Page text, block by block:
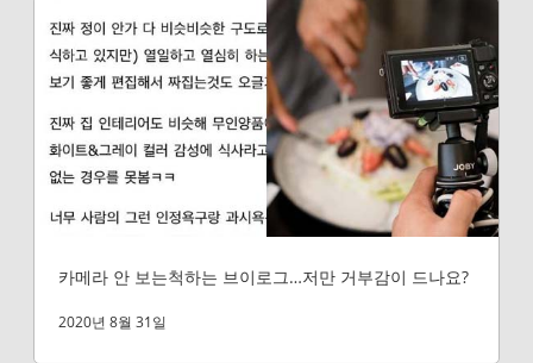
카메라 안 보는척하는 브이로그…저만 거부감이 드나요?
2020년 8월 31일